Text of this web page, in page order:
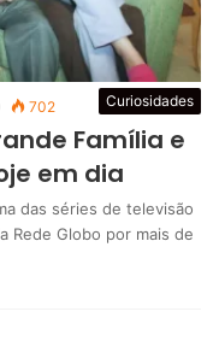
Curiosidades
702
Família e
em dia
das séries de televisão
Rede Globo por mais de